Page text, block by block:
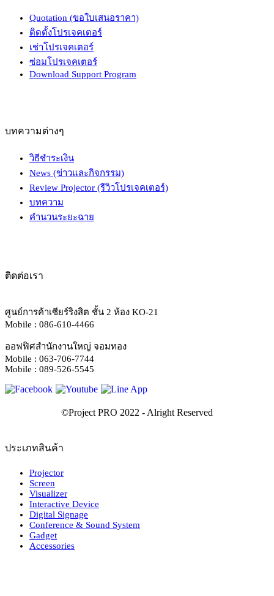
Quotation (ขอใบเสนอราคา)
ติดตั้งโปรเจคเตอร์
เช่าโปรเจคเตอร์
ซ่อมโปรเจคเตอร์
Download Support Program
บทความต่างๆ
วิธีชำระเงิน
News (ข่าวและกิจกรรม)
Review Projector (รีวิวโปรเจคเตอร์)
บทความ
คำนวนระยะฉาย
ติดต่อเรา
ศูนย์การค้าเซียร์ริงสิต ชั้น 2 ห้อง KO-21
Mobile : 086-610-4466
ออฟฟิศสำนักงานใหญ่ จอมทอง
Mobile : 063-706-7744
Mobile : 089-526-5545
ประเภทสินค้า
Projector
Screen
Visualizer
Interactive Device
Digital Signage
Conference & Sound System
Gadget
Accessories